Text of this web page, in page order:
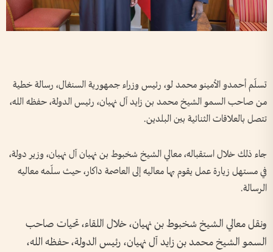
تسلّم أحمدو الأمينو محمد لو، رئيس وزراء جمهورية السنغال، رسالة خطية
من صاحب السمو الشيخ محمد بن زايد آل نهيان، رئيس الدولة، حفظه الله،
تتصل بالعلاقات الثنائية بين البلدين.
جاء ذلك خلال استقباله، معالي الشيخ شخبوط بن نهيان آل نهيان، وزير دولة،
في مستهل زيارة عمل يقوم بها معاليه إلى العاصمة داكار، حيث سلّمه معاليه
الرسالة.
ونقل معالي الشيخ شخبوط بن نهيان، خلال اللقاء، تحيات صاحب
السمو الشيخ محمد بن زايد آل نهيان، رئيس الدولة، حفظه الله،